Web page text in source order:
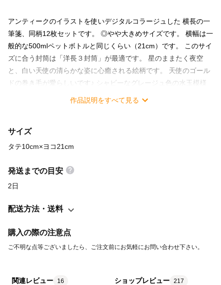
アンティークのイラストを使いデジタルコラージュした 横長の一
筆箋、同柄12枚セットです。 ◎やや大きめサイズです。 横幅は一
般的な500mlペットボトルと同じくらい（21cm）です。 このサイ
ズに合う封筒は「洋長３封筒」が最適です。 星のままたく夜空
と、白い天使の清らかな姿に心癒される絵柄です。 天使のゴール
ドの巻き毛が愛らしいです♪ シャビーなグレージュ色の水玉模様
を背景に、 一重薔薇とパンジーのフレームで囲みました。 「あり
った人のココロに残りますよ♪ ◎内容：同柄１２枚セット サイ
ズ：タテ10.0×ヨコ21.0cm
作品説明をすべて見る
サイズ
タテ10cm×ヨコ21cm
発送までの目安
2日
配送方法・送料
購入の際の注意点
ご不明な点等ございましたら、ご注文前にお気軽にお問い合わせ下さい。
関連レビュー 16 ショップレビュー 217